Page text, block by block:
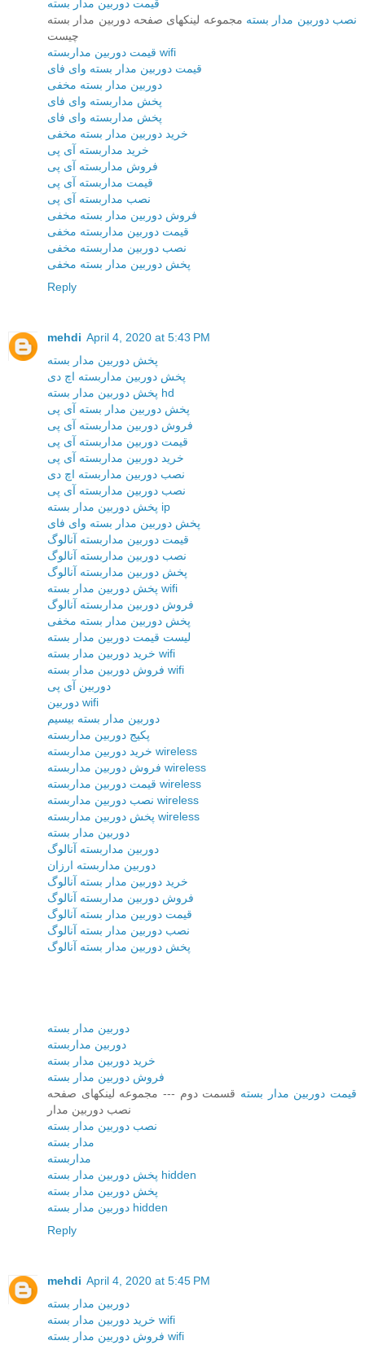
قیمت دوربین مدار بسته
نصب دوربین مدار بسته مجموعه لینکهای صفحه دوربین مدار بسته
چیست
قیمت دوربین مداربسته wifi
قیمت دوربین مدار بسته وای فای
دوربین مدار بسته مخفی
پخش مداربسته وای فای
پخش مداربسته وای فای
خرید دوربین مدار بسته مخفی
خرید مداربسته آی پی
فروش مداربسته آی پی
قیمت مداربسته آی پی
نصب مداربسته آی پی
فروش دوربین مدار بسته مخفی
قیمت دوربین مداربسته مخفی
نصب دوربین مداربسته مخفی
پخش دوربین مدار بسته مخفی
Reply
mehdi April 4, 2020 at 5:43 PM
پخش دوربین مدار بسته
پخش دوربین مداربسته اچ دی
پخش دوربین مدار بسته hd
پخش دوربین مدار بسته آی پی
فروش دوربین مداربسته آی پی
قیمت دوربین مداربسته آی پی
خرید دوربین مداربسته آی پی
نصب دوربین مداربسته اچ دی
نصب دوربین مداربسته آی پی
پخش دوربین مدار بسته ip
پخش دوربین مدار بسته وای فای
قیمت دوربین مداربسته آنالوگ
نصب دوربین مداربسته آنالوگ
پخش دوربین مداربسته آنالوگ
پخش دوربین مدار بسته wifi
فروش دوربین مداربسته آنالوگ
پخش دوربین مدار بسته مخفی
لیست قیمت دوربین مدار بسته
خرید دوربین مدار بسته wifi
فروش دوربین مدار بسته wifi
دوربین آی پی
دوربین wifi
دوربین مدار بسته بیسیم
پکیج دوربین مداربسته
خرید دوربین مداربسته wireless
فروش دوربین مداربسته wireless
قیمت دوربین مداربسته wireless
نصب دوربین مداربسته wireless
پخش دوربین مداربسته wireless
دوربین مدار بسته
دوربین مداربسته آنالوگ
دوربین مداربسته ارزان
خرید دوربین مدار بسته آنالوگ
فروش دوربین مداربسته آنالوگ
قیمت دوربین مدار بسته آنالوگ
نصب دوربین مدار بسته آنالوگ
پخش دوربین مدار بسته آنالوگ
دوربین مدار بسته
دوربین مداربسته
خرید دوربین مدار بسته
فروش دوربین مدار بسته
قیمت دوربین مدار بسته قسمت دوم --- مجموعه لینکهای صفحه
نصب دوربین مدار
نصب دوربین مدار بسته
مدار بسته
مداربسته
پخش دوربین مدار بسته hidden
پخش دوربین مدار بسته
دوربین مدار بسته hidden
Reply
mehdi April 4, 2020 at 5:45 PM
دوربین مدار بسته
خرید دوربین مدار بسته wifi
فروش دوربین مدار بسته wifi